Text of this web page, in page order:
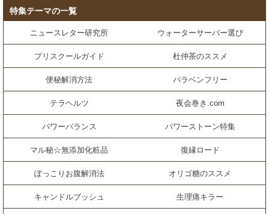
特集テーマの一覧
ニュースレター研究所 ウォーターサーバー選び
プリスクールガイド 杜仲茶のススメ
便秘解消方法 パラベンフリー
テラヘルツ 夜会巻き.com
パワーバランス パワーストーン特集
マル秘☆無添加化粧品 復縁ロード
ぽっこりお腹解消法 オリゴ糖のススメ
キャンドルブッシュ 生理痛キラー